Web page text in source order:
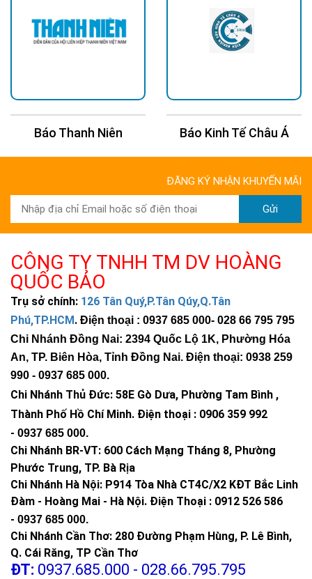
Báo Thanh Niên Báo Kinh Tế Châu Á
ĐĂNG KÝ NHẬN KHUYẾN MÃI
Gửi
CÔNG TY TNHH TM DV HOÀNG
QUỐC BẢO
Trụ sở chính: 126 Tân Quý,P.Tân Qúy,Q.Tân
Phú,TP.HCM. Điện thoại : 0937 685 000- 028 66 795 795
Chi Nhánh Đồng Nai: 2394 Quốc Lộ 1K, Phường Hóa
An, TP. Biên Hòa, Tỉnh Đồng Nai. Điện thoại: 0938 259
990 - 0937 685 000.
Chi Nhánh Thủ Đức: 58E Gò Dưa, Phường Tam Bình ,
Thành Phố Hồ Chí Minh. Điện thoại : 0906 359 992
- 0937 685 000.
Chi Nhánh BR-VT: 600 Cách Mạng Tháng 8, Phường
Phước Trung, TP. Bà Rịa
Chi Nhánh Hà Nội: P914 Tòa Nhà CT4C/X2 KĐT Bắc Linh
Đàm - Hoàng Mai - Hà Nội. Điện Thoại : 0912 526 586
- 0937 685 000.
Chi Nhánh Cần Thơ: 280 Đường Phạm Hùng, P. Lê Bình,
Q. Cái Răng, TP Cần Thơ
ĐT: 0937.685.000 - 028.66.795.795